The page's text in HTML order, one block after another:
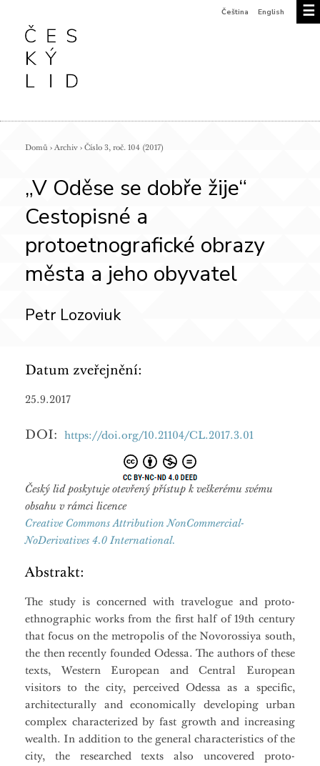
☰
Čeština English
Domů › Archiv › Číslo 3, roč. 104 (2017)
„V Oděse se dobře žije“
Cestopisné a
protoetnografické obrazy
města a jeho obyvatel
Petr Lozoviuk
Datum zveřejnění:
25.9.2017
DOI: https://doi.org/10.21104/CL.2017.3.01
Český lid poskytuje otevřený přístup k veškerému svému
obsahu v rámci licence
Creative Commons Attribution NonCommercial-
NoDerivatives 4.0 International.
Abstrakt:
The study is concerned with travelogue and proto-
ethnographic works from the first half of 19th century
that focus on the metropolis of the Novorossiya south,
the then recently founded Odessa. The authors of these
texts, Western European and Central European
visitors to the city, perceived Odessa as a specific,
architecturally and economically developing urban
complex characterized by fast growth and increasing
wealth. In addition to the general characteristics of the
city, the researched texts also uncovered proto-